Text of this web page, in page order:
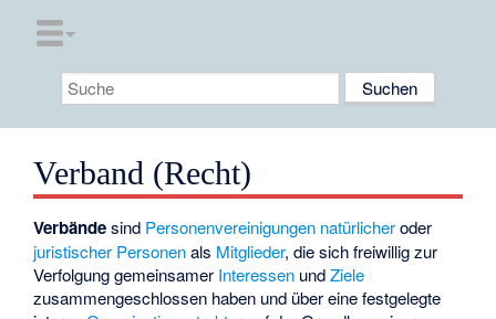
Verband (Recht)
Verbändesind Personenvereinigungen natürlicheroder
juristischer Personenals Mitglieder, die sich freiwillig zur
Verfolgung gemeinsamer Interessen undZiele
zusammengeschlossen haben und über eine festgelegte